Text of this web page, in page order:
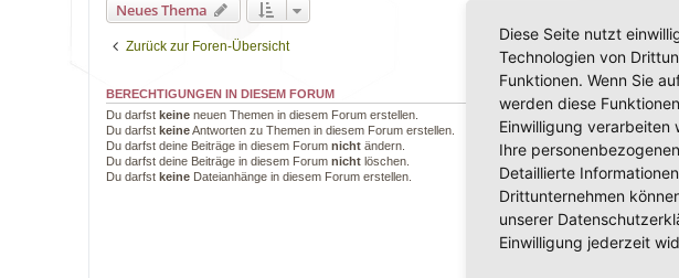
Neues Thema
Zurück zur Foren-Übersicht
BERECHTIGUNGEN IN DIESEM FORUM
Du darfst keine neuen Themen in diesem Forum erstellen.
Du darfst keineAntworten zu Themen in diesem Forum erstellen.
Du darfst deine Beiträge in diesem Forum nicht ändern.
Du darfst deine Beiträge in diesem Forum nicht löschen.
Du darfst keine Dateianhänge in diesem Forum erstellen.
Diese Seite nutzt
Technologien von
Funktionen. Wenn Sie
werden diese
Einwilligung
Ihre
Detaillierte
Drittunternehmen
unserer
Einwilligung jederzeit